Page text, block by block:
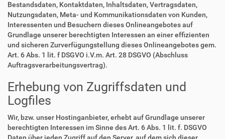
Bestandsdaten, Kontaktdaten, Inhaltsdaten, Vertragsdaten,
Nutzungsdaten, Meta- und Kommunikationsdaten von Kunden,
Interessenten und Besuchern dieses Onlineangebotes auf
Grundlage unserer berechtigten Interessen an einer effizienten
und sicheren Zurverfügungstellung dieses Onlineangebotes gem.
Art. 6 Abs. 1 lit. f DSGVO i.V.m. Art. 28 DSGVO (Abschluss
Auftragsverarbeitungsvertrag).
Erhebung von Zugriffsdaten und
Logfiles
Wir, bzw. unser Hostinganbieter, erhebt auf Grundlage unserer
berechtigten Interessen im Sinne des Art. 6 Abs. 1 lit. f. DSGVO